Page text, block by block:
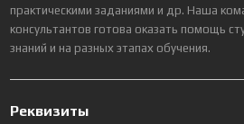
практическими заданиями и др. Наша
консультантов готова оказать помощь
знаний и на разных этапах обучения.
Реквизиты